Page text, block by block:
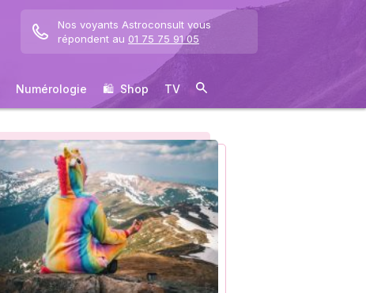
Nos voyants Astroconsult vous
répondent au 01 75 75 91 05
Numérologie 🛍 ️ Shop TV